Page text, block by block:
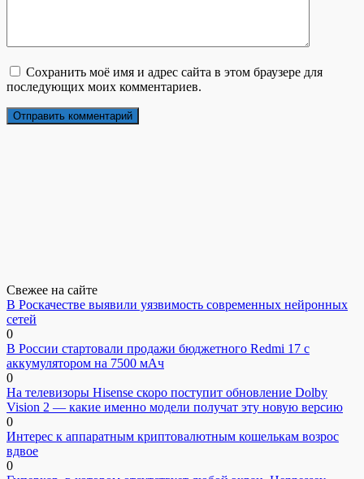
Сохранить моё имя и адрес сайта в этом браузере для
последующих моих комментариев.
Свежее на сайте
В Роскачестве выявили уязвимость современных нейронных
сетей
0
В России стартовали продажи бюджетного Redmi 17 с
аккумулятором на 7500 мАч
0
На телевизоры Hisense скоро поступит обновление Dolby
Vision 2 — какие именно модели получат эту новую версию
0
Интерес к аппаратным криптовалютным кошелькам возрос
вдвое
0